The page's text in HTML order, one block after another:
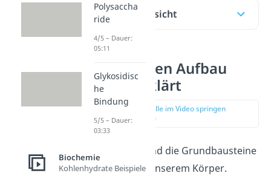
Inhaltsübersicht
Aminosäuren Aufbau
einfach erklärt
zur Stelle im Video springen
(00:14)
Aminosäuren
sind die Grundbausteine
der Proteine in unserem Körper.
Polysaccha
ride
4/5 – Dauer:
05:11
Glykosidisc
he
Bindung
5/5 – Dauer:
03:33
Biochemie
Kohlenhydrate Beispiele